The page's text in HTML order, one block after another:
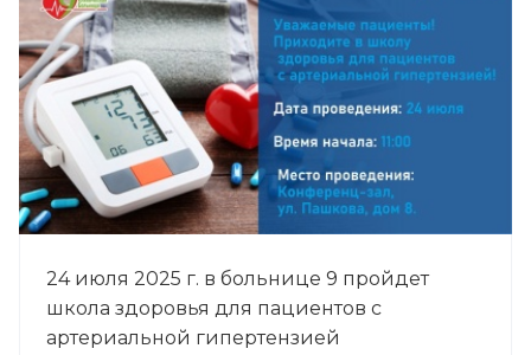
24 июля 2025 г. в больнице 9 пройдет
школа здоровья для пациентов с
артериальной гипертензией